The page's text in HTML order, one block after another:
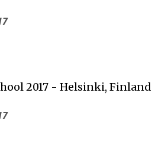
2017 - Helsinki, Finland